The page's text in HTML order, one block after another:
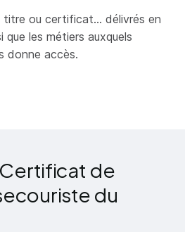
titre ou certificat... délivrés en
les métiers auxquels
donne accès.
Certificat de
du